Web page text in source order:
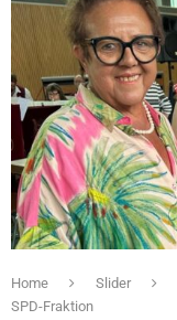
Home Slider
SPD-Fraktion